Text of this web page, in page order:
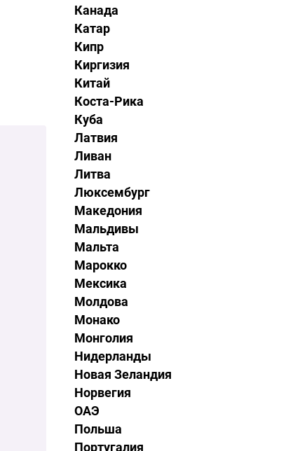
Канада
Катар
Кипр
Киргизия
Китай
Коста-Рика
Куба
Латвия
Ливан
Литва
Люксембург
Македония
Мальдивы
Мальта
Марокко
Мексика
Молдова
Монако
Монголия
Нидерланды
Новая Зеландия
Норвегия
ОАЭ
Польша
Португалия